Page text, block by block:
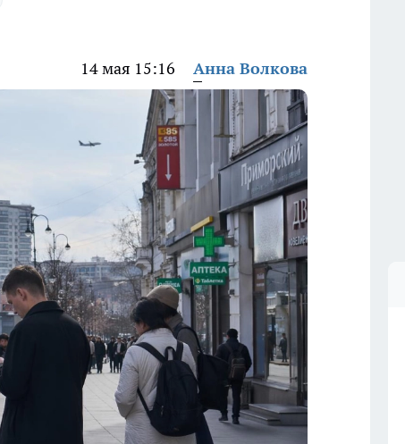
14 мая 15:16 Анна Волкова